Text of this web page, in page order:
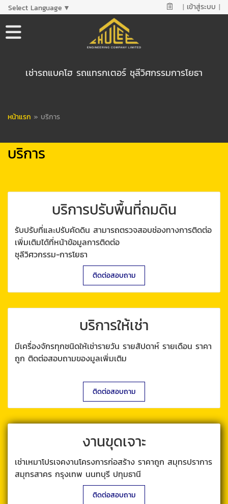
Select Language ▼ | เข้าสู่ระบบ |
เช่ารถแบคโฮ รถแทรกเตอร์ ชุลีวิศกรรมการโยธา
หน้าแรก » บริการ
บริการ
บริการปรับพื้นที่ถมดิน
รับปรับที่และปรับคัดดิน สามารถตรวจสอบช่องทางการติดต่อ
เพิ่มเติมได้ที่หน้าข้อมูลการติดต่อ
ชุลีวิศวกรรม-การโยธา
ติดต่อสอบถาม
บริการให้เช่า
มีเครื่องจักรทุกชนิดให้เช่ารายวัน รายสัปดาห์ รายเดือน ราคา
ถูก ติดต่อสอบถามของมูลเพิ่มเติม
ติดต่อสอบถาม
งานขุดเจาะ
เช่าเหมาโปรเจคงานโครงการก่อสร้าง ราคาถูก สมุทรปราการ
สมุทรสาคร กรุงเทพ นนทบุรี ปทุมธานี
ติดต่อสอบถาม